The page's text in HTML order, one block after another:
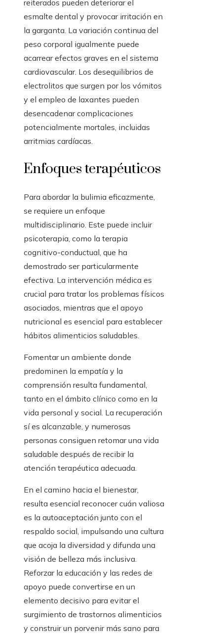
reiterados pueden deteriorar el
esmalte dental y provocar irritación en
la garganta. La variación continua del
peso corporal igualmente puede
acarrear efectos graves en el sistema
cardiovascular. Los desequilibrios de
electrolitos que surgen por los vómitos
y el empleo de laxantes pueden
desencadenar complicaciones
potencialmente mortales, incluidas
arritmias cardíacas.
Enfoques terapéuticos
Para abordar la bulimia eficazmente,
se requiere un enfoque
multidisciplinario. Este puede incluir
psicoterapia, como la terapia
cognitivo-conductual, que ha
demostrado ser particularmente
efectiva. La intervención médica es
crucial para tratar los problemas físicos
asociados, mientras que el apoyo
nutricional es esencial para establecer
hábitos alimenticios saludables.
Fomentar un ambiente donde
predominen la empatía y la
comprensión resulta fundamental,
tanto en el ámbito clínico como en la
vida personal y social. La recuperación
sí es alcanzable, y numerosas
personas consiguen retomar una vida
saludable después de recibir la
atención terapéutica adecuada.
En el camino hacia el bienestar,
resulta esencial reconocer cuán valiosa
es la autoaceptación junto con el
respaldo social, impulsando una cultura
que acoja la diversidad y difunda una
visión de belleza más inclusiva.
Reforzar la educación y las redes de
apoyo puede convertirse en un
elemento decisivo para evitar el
surgimiento de trastornos alimenticios
y construir un porvenir más sano para